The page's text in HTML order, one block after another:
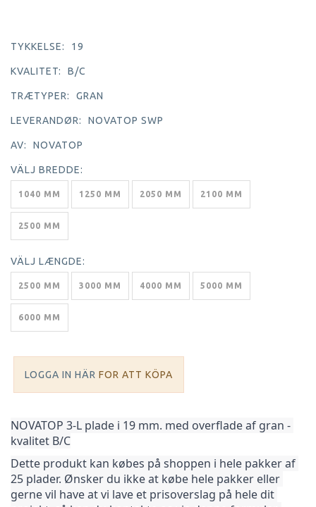
TYKKELSE: 19
KVALITET: B/C
TRÆTYPER: GRAN
LEVERANDØR: NOVATOP SWP
AV: NOVATOP
VÄLJ BREDDE:
1040 MM 1250 MM 2050 MM 2100 MM
2500 MM
VÄLJ LÆNGDE:
2500 MM 3000 MM 4000 MM 5000 MM
6000 MM
LOGGA IN HÄR FOR ATT KÖPA
NOVATOP 3-L plade i 19 mm. med overflade af gran -
kvalitet B/C
Dette produkt kan købes på shoppen i hele pakker af
25 plader. Ønsker du ikke at købe hele pakker eller
gerne vil have at vi lave et prisoverslag på hele dit